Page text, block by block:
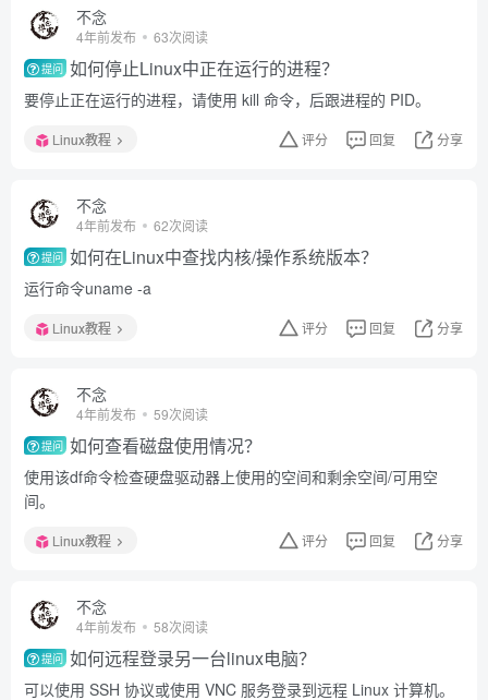
不念
4年前发布 63次阅读
提问 如何停止Linux中正在运行的进程？
要停止正在运行的进程，请使用 kill 命令，后跟进程的 PID。
Linux教程 评分 回复 分享
不念
4年前发布 62次阅读
提问 如何在Linux中查找内核/操作系统版本？
运行命令uname -a
Linux教程 评分 回复 分享
不念
4年前发布 59次阅读
提问 如何查看磁盘使用情况？
使用该df命令检查硬盘驱动器上使用的空间和剩余空间/可用空
间。
Linux教程 评分 回复 分享
不念
4年前发布 58次阅读
提问 如何远程登录另一台linux电脑？
可以使用 SSH 协议或使用 VNC 服务登录到远程 Linux 计算机。